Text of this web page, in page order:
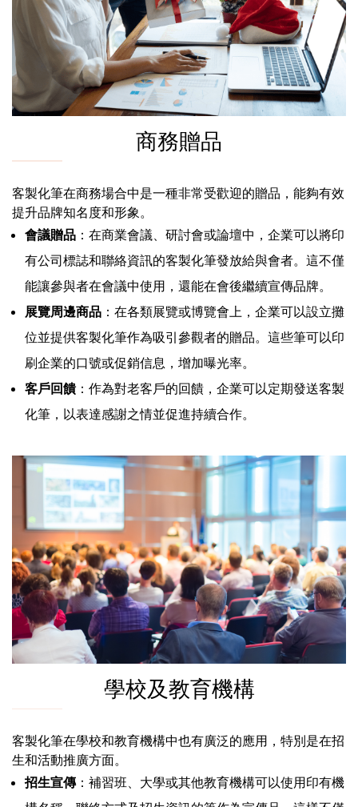
商務贈品
客製化筆在商務場合中是一種非常受歡迎的贈品，能夠有效
提升品牌知名度和形象。
會議贈品 ：在商業會議、研討會或論壇中，企業可以將印
有公司標誌和聯絡資訊的客製化筆發放給與會者。這不僅
能讓參與者在會議中使用，還能在會後繼續宣傳品牌。
展覽周邊商品 ：在各類展覽或博覽會上，企業可以設立攤
位並提供客製化筆作為吸引參觀者的贈品。這些筆可以印
刷企業的口號或促銷信息，增加曝光率。
客戶回饋：作為對老客戶的回饋，企業可以定期發送客製
化筆，以表達感謝之情並促進持續合作。
學校及教育機構
客製化筆在學校和教育機構中也有廣泛的應用，特別是在招
生和活動推廣方面。
招生宣傳：補習班、大學或其他教育機構可以使用印有機